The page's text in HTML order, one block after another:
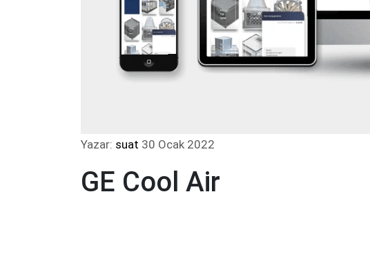
Yazar: suat 30 Ocak 2022
GE Cool Air